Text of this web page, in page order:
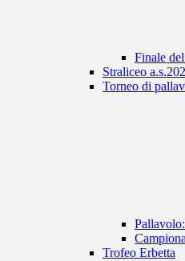
Finale
Straliceo
Torneo di
Trofeo Erbetta